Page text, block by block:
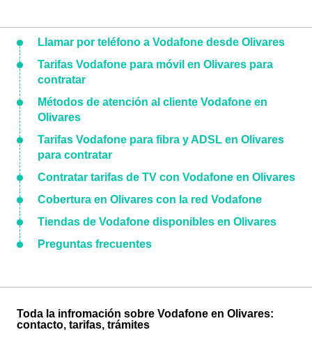
Llamar por teléfono a Vodafone desde Olivares
Tarifas Vodafone para móvil en Olivares para
contratar
Métodos de atención al cliente Vodafone en
Olivares
Tarifas Vodafone para fibra y ADSL en Olivares
para contratar
Contratar tarifas de TV con Vodafone en Olivares
Cobertura en Olivares con la red Vodafone
Tiendas de Vodafone disponibles en Olivares
Preguntas frecuentes
Toda la infromación sobre Vodafone en Olivares:
contacto, tarifas, trámites